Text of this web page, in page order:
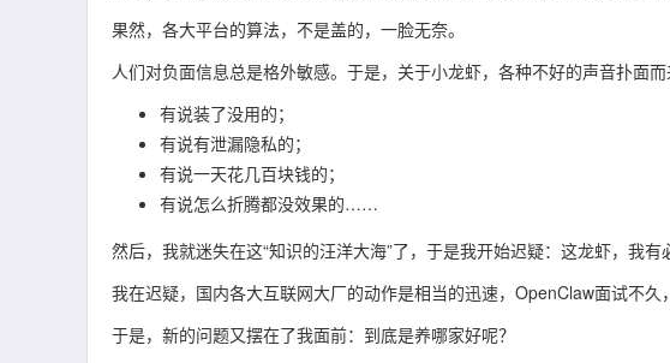
果然，各大平台的算法，不是盖的，一脸无奈。
人们对负面信息总是格外敏感。于是，关于小龙虾，各种不好的声音扑面而
有说装了没用的；
有说有泄漏隐私的；
有说一天花几百块钱的；
有说怎么折腾都没效果的……
然后，我就迷失在这“知识的汪洋大海”了，于是我开始迟疑：这龙虾，我有
我在迟疑，国内各大互联网大厂的动作是相当的迅速，OpenClaw面试不久
于是，新的问题又摆在了我面前：到底是养哪家好呢？